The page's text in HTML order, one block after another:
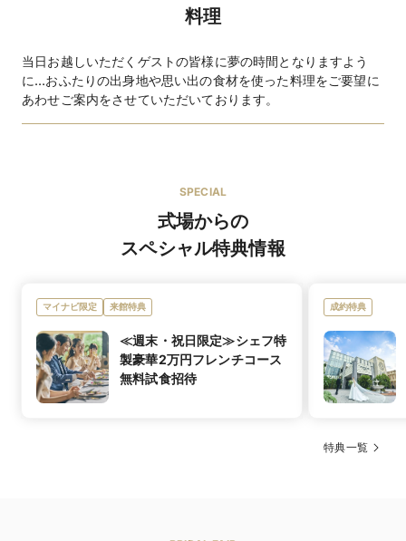
館内に併設のドレスサロンにてお選び頂けます
特徴
世界で唯一ひとりの、自分らしい花嫁になりたいと願う
女性に贈る
ウエディングドレスコレクション。
上質な素材やニュアンスある質感にこだわりながらも、
シンプルであることの素晴らしさに立ち返った
ドレスたちは着る人のパーソナリティやスタイリングに
よって豊かにその表情を変え、生き生きとした個性あふ
料理
当日お越しいただくゲストの皆様に夢の時間となりますよう
に…おふたりの出身地や思い出の食材を使った料理をご要望に
あわせご案内をさせていただいております。
SPECIAL
式場からの
スペシャル特典情報
マイナビ限定 来館特典
≪週末・祝日限定≫シェフ特
製豪華2万円フレンチコース
無料試食招待
成約特典
特典一覧